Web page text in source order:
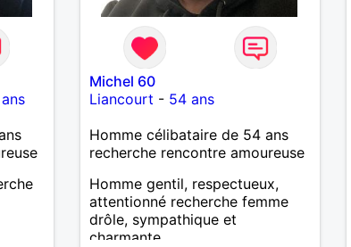
Michel 60
Liancourt - 54 ans
Homme célibataire de 54 ans
recherche rencontre amoureuse
Homme gentil, respectueux,
attentionné recherche femme
drôle, sympathique et
charmante